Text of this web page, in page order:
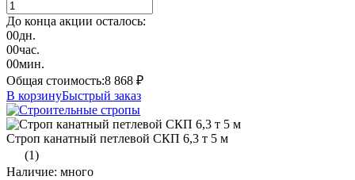
До конца акции осталось:
00дн.
00час.
00мин.
Общая стоимость:8 868 ₽
В корзинуБыстрый заказ
Строп канатный петлевой СКП 6,3 т 5 м
(1)
Наличие: много